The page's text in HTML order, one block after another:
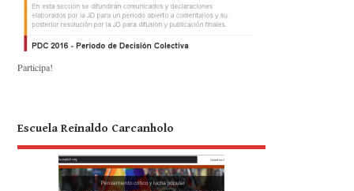
Participa!
Escuela Reinaldo Carcanholo